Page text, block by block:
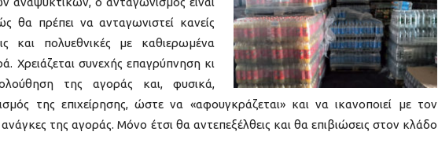
θα πρέπει να ανταγωνιστεί κανείς
και πολυεθνικές με καθιερωμένα
Χρειάζεται συνεχής επαγρύπνηση κι
της αγοράς και, φυσικά,
της επιχείρησης, ώστε να «αφουγκράζεται» και να ικανοποιεί με τον
της αγοράς. Μόνο έτσι θα αντεπεξέλθεις και θα επιβιώσεις στον κλάδο